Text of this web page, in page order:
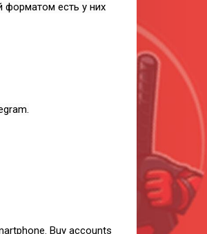
форматом есть у них
Buy accounts